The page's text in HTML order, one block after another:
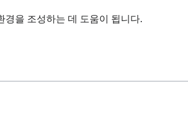
경을 조성하는 데 도움이 됩니다.